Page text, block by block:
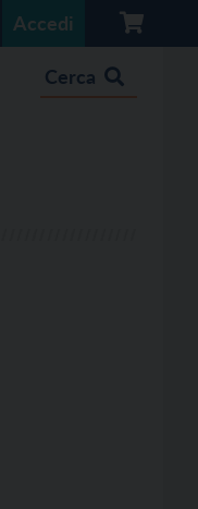
Accedi
Cerca